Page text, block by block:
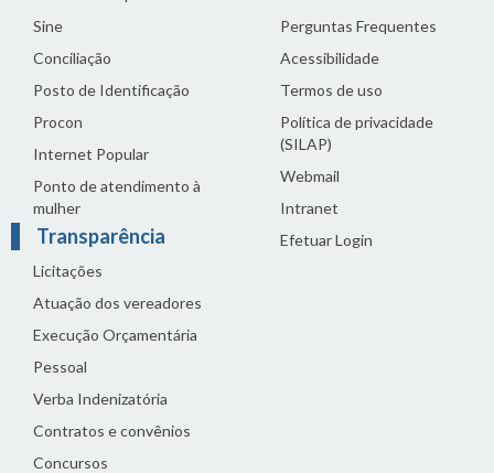
Sine
Conciliação
Posto de Identificação
Procon
Internet Popular
Ponto de atendimento à
mulher
Transparência
Licitações
Atuação dos vereadores
Execução Orçamentária
Pessoal
Verba Indenizatória
Contratos e convênios
Concursos
Perguntas Frequentes
Acessibilidade
Termos de uso
Política de privacidade
(SILAP)
Webmail
Intranet
Efetuar Login